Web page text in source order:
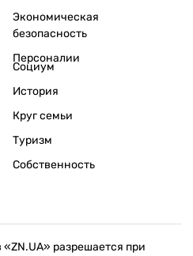
Экономическая
безопасность
Персоналии
Социум
История
Круг семьи
Туризм
Собственность
разрешается при